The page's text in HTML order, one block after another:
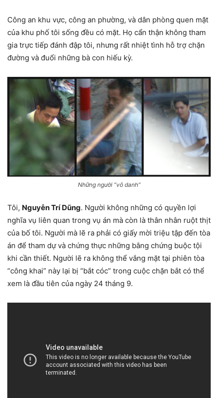
Công an khu vực, công an phường, và dân phòng quen mặt
của khu phố tôi sống đều có mặt. Họ cẩn thận không tham
gia trực tiếp đánh đập tôi, nhưng rất nhiệt tình hỗ trợ chặn
đường và đuổi những bà con hiếu kỳ.
Những người “vô danh”
Tôi, Nguyễn Trí Dũng. Người không những có quyền lợi
nghĩa vụ liên quan trong vụ án mà còn là thân nhân ruột thịt
của bố tôi. Người mà lẽ ra phải có giấy mời triệu tập đến tòa
án để tham dự và chứng thực những bằng chứng buộc tội
khi cần thiết. Người lẽ ra không thể vắng mặt tại phiên tòa
“công khai” này lại bị “bắt cóc” trong cuộc chặn bắt có thể
xem là đầu tiên của ngày 24 tháng 9.